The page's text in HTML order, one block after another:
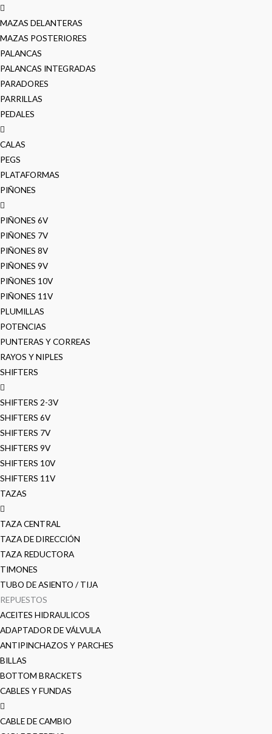
MAZAS DELANTERAS
MAZAS POSTERIORES
PALANCAS
PALANCAS INTEGRADAS
PARADORES
PARRILLAS
PEDALES
CALAS
PEGS
PLATAFORMAS
PIÑONES
PIÑONES 6V
PIÑONES 7V
PIÑONES 8V
PIÑONES 9V
PIÑONES 10V
PIÑONES 11V
PLUMILLAS
POTENCIAS
PUNTERAS Y CORREAS
RAYOS Y NIPLES
SHIFTERS
SHIFTERS 2-3V
SHIFTERS 6V
SHIFTERS 7V
SHIFTERS 9V
SHIFTERS 10V
SHIFTERS 11V
TAZAS
TAZA CENTRAL
TAZA DE DIRECCIÓN
TAZA REDUCTORA
TIMONES
TUBO DE ASIENTO / TIJA
REPUESTOS
ACEITES HIDRAULICOS
ADAPTADOR DE VÁLVULA
ANTIPINCHAZOS Y PARCHES
BILLAS
BOTTOM BRACKETS
CABLES Y FUNDAS
CABLE DE CAMBIO